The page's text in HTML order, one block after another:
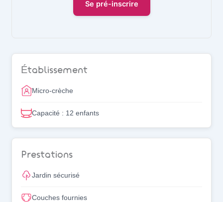
Se pré-inscrire
Établissement
Micro-crèche
Capacité : 12 enfants
Prestations
Jardin sécurisé
Couches fournies